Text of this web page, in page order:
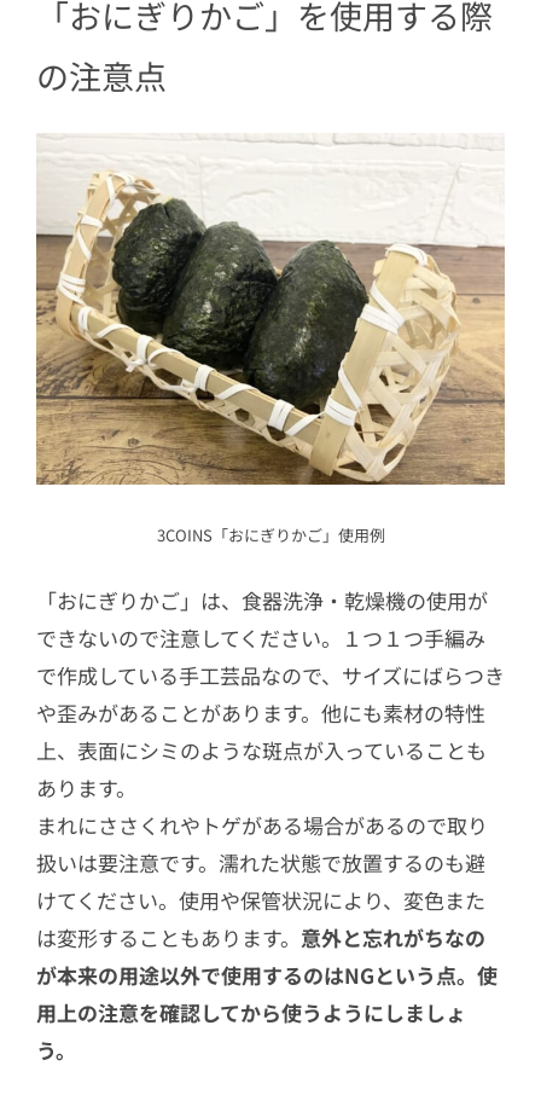
「おにぎりかご」を使用する際
の注意点
3COINS「おにぎりかご」使用例
「おにぎりかご」は、食器洗浄・乾燥機の使用が
できないので注意してください。１つ１つ手編み
で作成している手工芸品なので、サイズにばらつき
や歪みがあることがあります。他にも素材の特性
上、表面にシミのような斑点が入っていることも
あります。
まれにささくれやトゲがある場合があるので取り
扱いは要注意です。濡れた状態で放置するのも避
けてください。使用や保管状況により、変色また
は変形することもあります。 意外と忘れがちなの
が本来の用途以外で使用するのはNGという点。使
用上の注意を確認してから使うようにしましょ
う。